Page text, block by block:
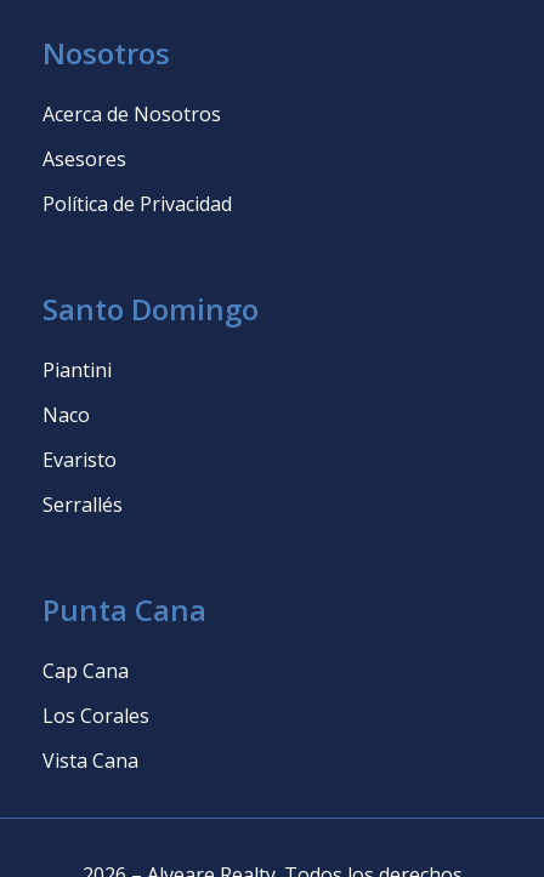
Nosotros
Acerca de Nosotros
Asesores
Política de Privacidad
Santo Domingo
Piantini
Naco
Evaristo
Serrallés
Punta Cana
Cap Cana
Los Corales
Vista Cana